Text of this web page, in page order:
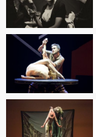
20 Августа 2026
Театр имени
Драма
8 Августа 2026
Балет и Танец
Страсти